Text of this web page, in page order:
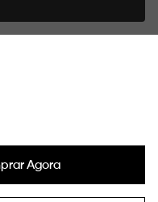
você visita nosso site,
específica para
sobre o nosso aviso de
Agora